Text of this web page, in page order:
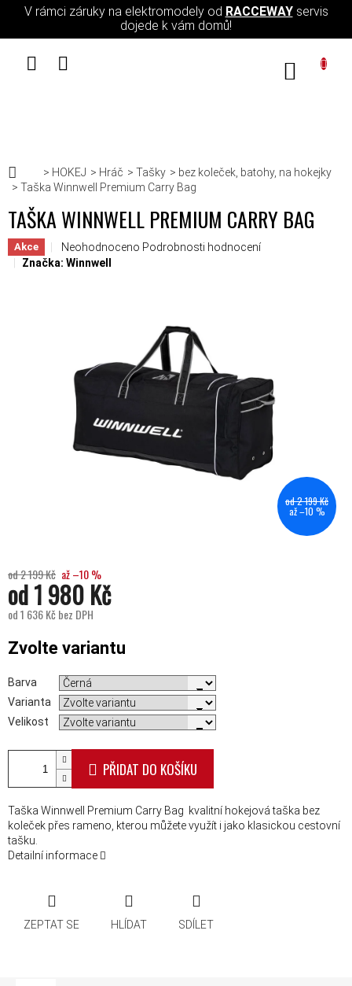
Přejít na obsah
V rámci záruky na elektromodely od RACCEWAYservis
dojede k vám domů!
Domů
HOKEJ Hráč Tašky
bez koleček, batohy, na hokejky
Taška Winnwell Premium Carry Bag
TAŠKA WINNWELL PREMIUM CARRY BAG
Akce Průměrné hodnocení produktu je 0,0 z 5 hvězdiček.
Neohodnoceno Podrobnosti hodnocení
Značka: Winnwell
od 2 199 Kč
až –10 %
od 2 199 Kč až –10 %
od1 980 Kč
od1 636 Kč bez DPH
Zvolte variantu
Barva
Varianta
Velikost
PŘIDAT DO KOŠÍKU
Taška Winnwell Premium Carry Bag kvalitní hokejová taška bez
koleček přes rameno, kterou můžete využít i jako klasickou cestovní
tašku.
Detailní informace
ZEPTAT SE HLÍDAT SDÍLET